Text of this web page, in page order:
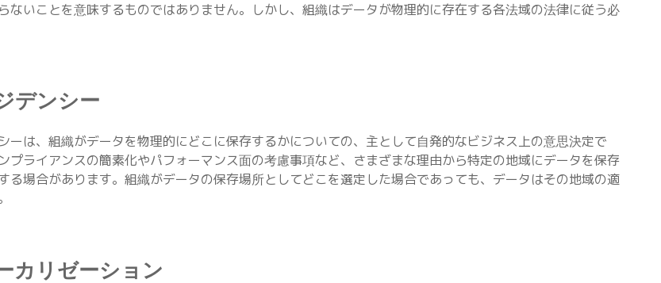
ないことを意味するものではありません。しかし、組織はデータが物理的に存在する各法域の法律に従う必
デンシー
ーは、組織がデータを物理的にどこに保存するかについての、主として自発的なビジネス上の意思決定で
プライアンスの簡素化やパフォーマンス面の考慮事項など、さまざまな理由から特定の地域にデータを保存
る場合があります。組織がデータの保存場所としてどこを選定した場合であっても、データはその地域の適
カリゼーション